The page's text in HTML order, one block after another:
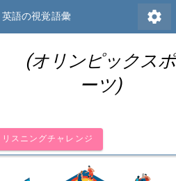
英語の視覚語彙 settings
(オリンピックスポ
ーツ)
リスニングチャレンジ